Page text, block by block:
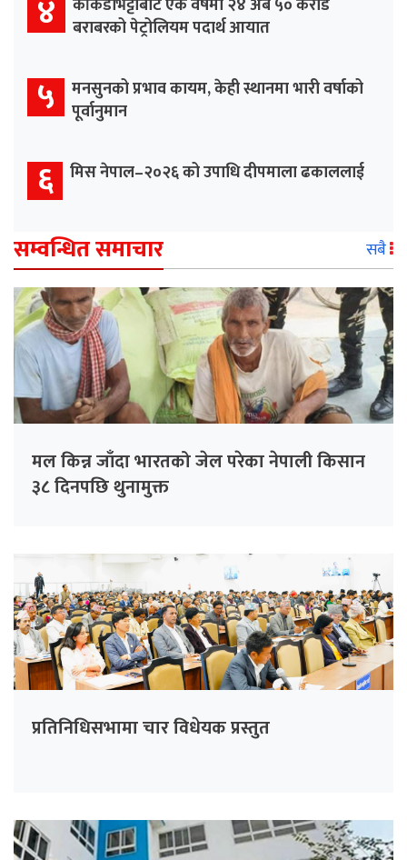
४ बराबरको पेट्रोलियम पदार्थ आयात
५ मनसुनको प्रभाव कायम, केही स्थानमा भारी वर्षाको
पूर्वानुमान
६ मिस नेपाल–२०२६ को उपाधि दीपमाला ढकाललाई
सम्वन्धित समाचार सबै
मल किन्न जाँदा भारतको जेल परेका नेपाली किसान
३८ दिनपछि थुनामुक्त
प्रतिनिधिसभामा चार विधेयक प्रस्तुत